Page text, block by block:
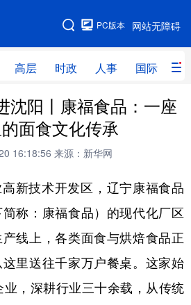
网站无障碍
PC版本
高层 时政 人事 国际 财
网站地图
时政 人事
网评
全球连线
量子 体育
健康 军事
件 金融 汽车
沈阳丨康福食品：一座
面食文化传承
16:18:56 来源：新华网
新技术开发区，辽宁康福食品
称：康福食品）的现代化厂区
线上，各类面食与烘焙食品正
里送往千家万户餐桌。这家始
，深耕行业三十余载，从传统